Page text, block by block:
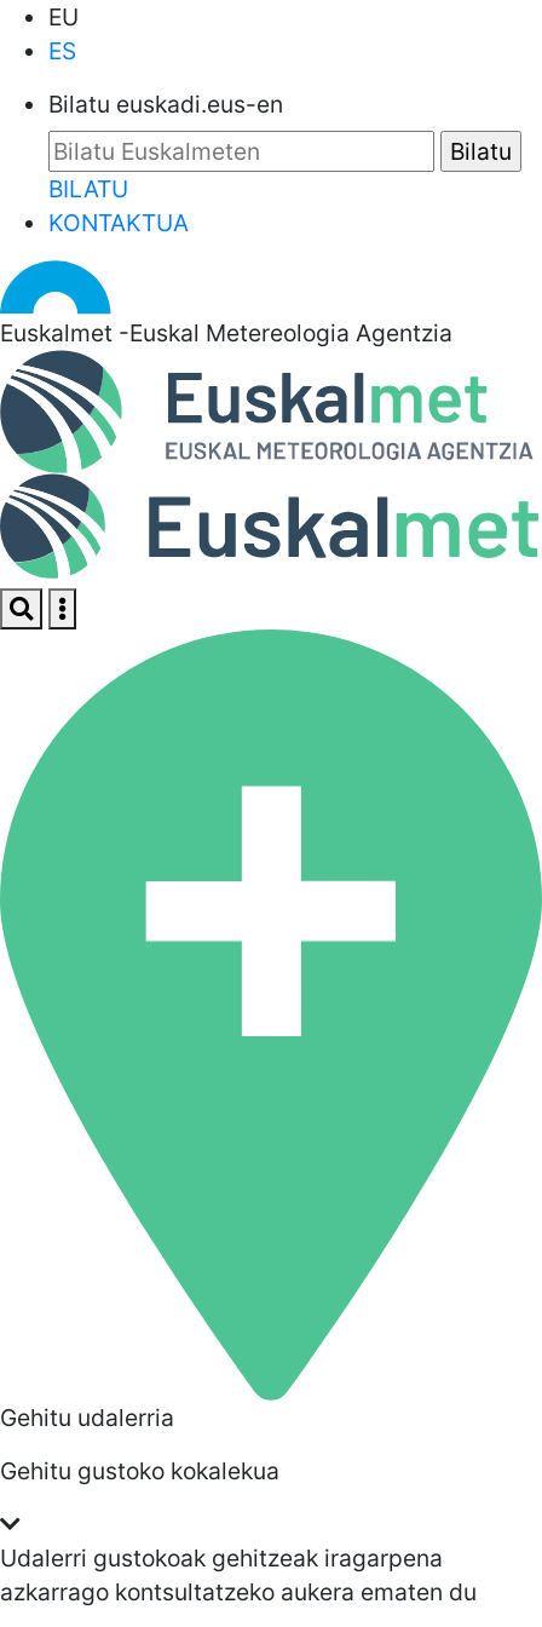
EU
ES
Bilatu euskadi.eus-en
BILATU
KONTAKTUA
Euskalmet -Euskal Metereologia Agentzia
Gehitu udalerria
Gehitu gustoko kokalekua
Udalerri gustokoak gehitzeak iragarpena
azkarrago kontsultatzeko aukera ematen du